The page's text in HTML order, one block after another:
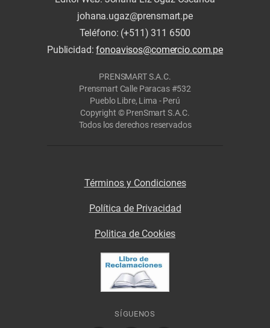
johana.ugaz@prensmart.pe
Teléfono: (+511) 311 6500
Publicidad:fonoavisos@comercio.com.pe
PRENSMART S.A.C.
Prensmart Calle Paracas #532
Pueblo Libre, Lima - Perú
Copyright © PrenSmart S.A.C.
Todos los derechos reservados
Términos y Condiciones
Política de Privacidad
Politica de Cookies
SÍGUENOS